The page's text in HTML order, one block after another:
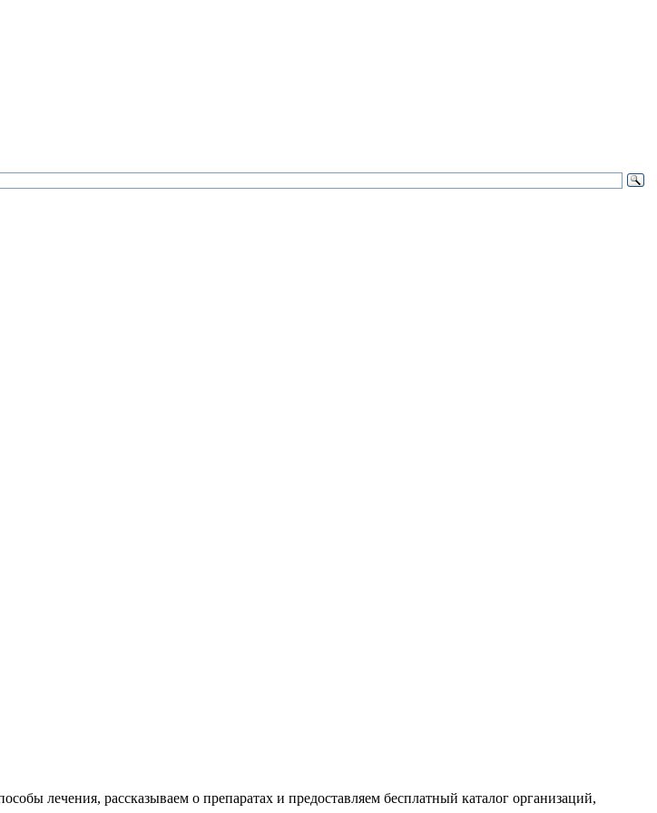
лечения, рассказываем о препаратах и предоставляем бесплатный каталог организаций,